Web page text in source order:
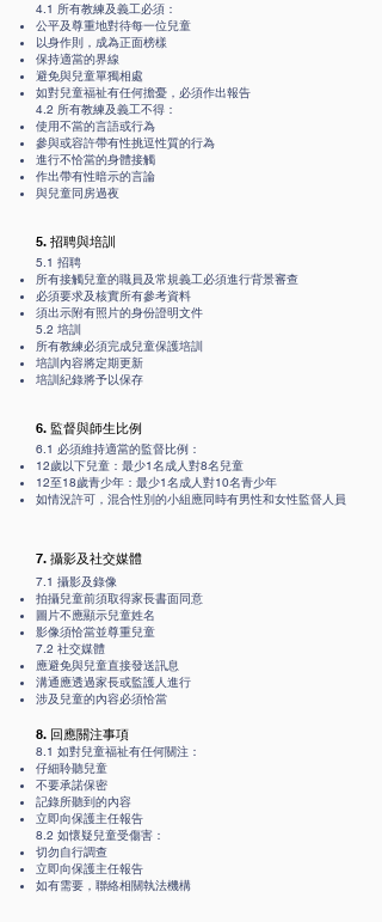
4.1 所有教練及義工必須：
公平及尊重地對待每一位兒童
以身作則，成為正面榜樣
保持適當的界線
避免與兒童單獨相處
如對兒童福祉有任何擔憂，必須作出報告
4.2 所有教練及義工不得：
使用不當的言語或行為
參與或容許帶有性挑逗性質的行為
進行不恰當的身體接觸
作出帶有性暗示的言論
與兒童同房過夜
5. 招聘與培訓
5.1 招聘
所有接觸兒童的職員及常規義工必須進行背景審查
必須要求及核實所有參考資料
須出示附有照片的身份證明文件
5.2 培訓
所有教練必須完成兒童保護培訓
培訓內容將定期更新
培訓紀錄將予以保存
6. 監督與師生比例
6.1 必須維持適當的監督比例：
12歲以下兒童：最少1名成人對8名兒童
12至18歲青少年：最少1名成人對10名青少年
如情況許可，混合性別的小組應同時有男性和女性監督人員
7. 攝影及社交媒體
7.1 攝影及錄像
拍攝兒童前須取得家長書面同意
圖片不應顯示兒童姓名
影像須恰當並尊重兒童
7.2 社交媒體
應避免與兒童直接發送訊息
溝通應透過家長或監護人進行
涉及兒童的內容必須恰當
8. 回應關注事項
8.1 如對兒童福祉有任何關注：
仔細聆聽兒童
不要承諾保密
記錄所聽到的內容
立即向保護主任報告
8.2 如懷疑兒童受傷害：
切勿自行調查
立即向保護主任報告
如有需要，聯絡相關執法機構